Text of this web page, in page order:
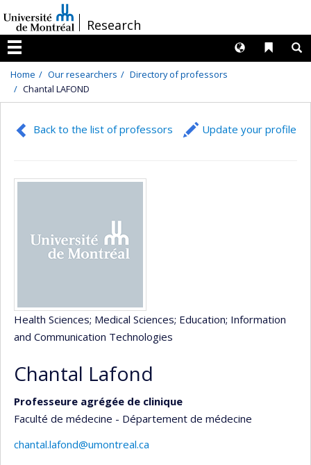
au
contenu
/Research
Menu
Liens
Langues
Home Our researchers
Directory of professors
Chantal LAFOND
Back to the list of professors Update your profile
Health Sciences; Medical Sciences; Education; Information
and Communication Technologies
Chantal Lafond
Professeure agrégée de clinique
Faculté de médecine - Département de médecine
chantal.lafond@umontreal.ca